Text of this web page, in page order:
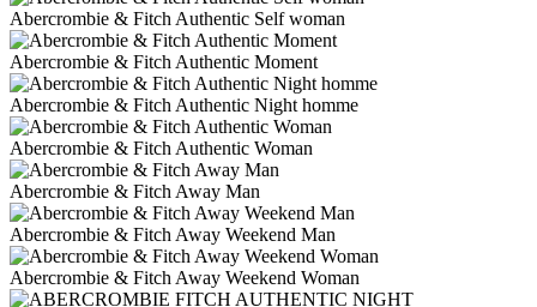
Abercrombie & Fitch Authentic Self woman
Abercrombie & Fitch Authentic Moment
Abercrombie & Fitch Authentic Night homme
Abercrombie & Fitch Authentic Woman
Abercrombie & Fitch Away Man
Abercrombie & Fitch Away Weekend Man
Abercrombie & Fitch Away Weekend Woman